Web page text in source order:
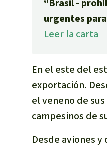
“Brasil -
urgentes
Leer la carta
En el este del
exportación.
el veneno de
campesinos de
Desde aviones